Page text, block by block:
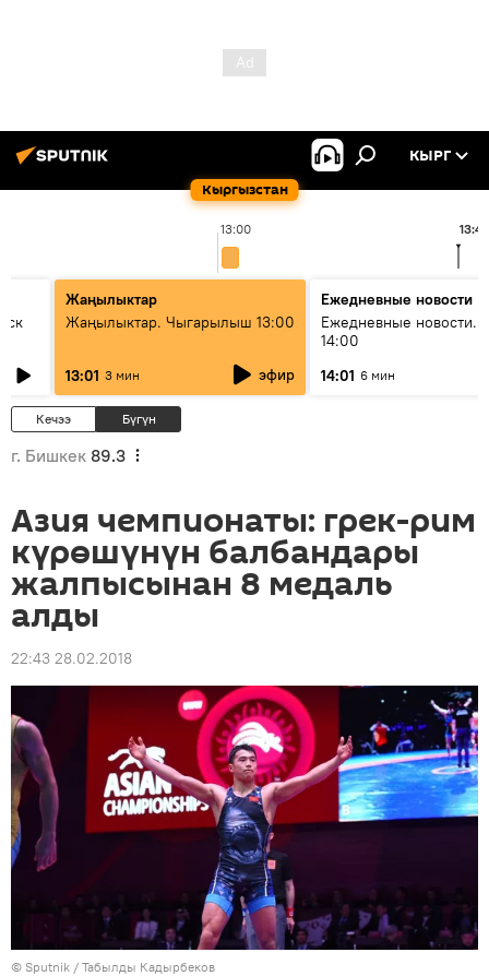
Кыргызстан
КЫРГ
13:00 13:43
Жаңылыктар
Жаңылыктар. Чыгарылыш 13:00
13:01 3 мин эфир
Ежедневные новости
Ежедневные новости.
14:00
14:01 6 мин
Кечээ Бүгүн
г. Бишкек 89.3
Азия чемпионаты: грек-рим
күрөшүнүн балбандары
жалпысынан 8 медаль
алды
22:43 28.02.2018
© Sputnik / Табылды Кадырбеков